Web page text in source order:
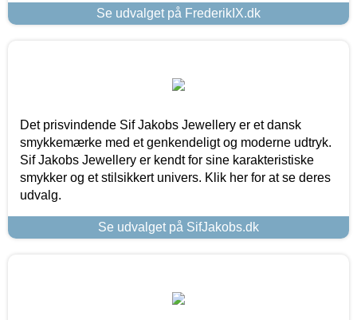
Se udvalget på FrederikIX.dk
Det prisvindende Sif Jakobs Jewellery er et dansk
smykkemærke med et genkendeligt og moderne udtryk.
Sif Jakobs Jewellery er kendt for sine karakteristiske
smykker og et stilsikkert univers. Klik her for at se deres
udvalg.
Se udvalget på SifJakobs.dk